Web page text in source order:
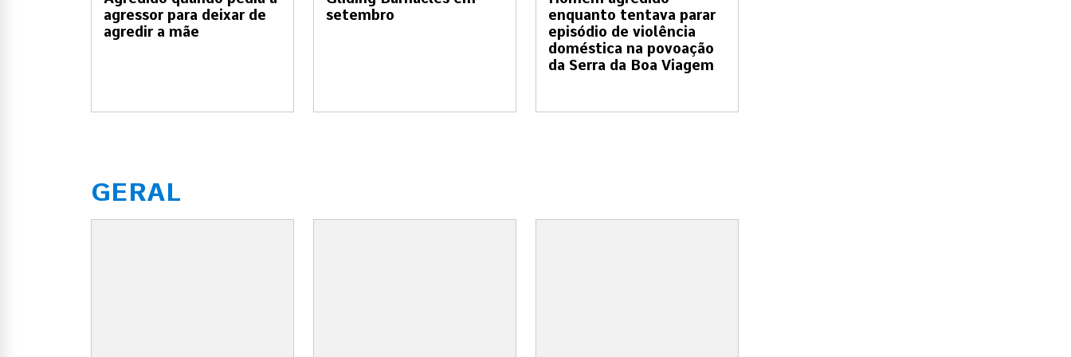
agressor para deixar de
agredir a mãe
setembro
enquanto tentava parar
episódio de violência
doméstica na povoação
da Serra da Boa Viagem
GERAL